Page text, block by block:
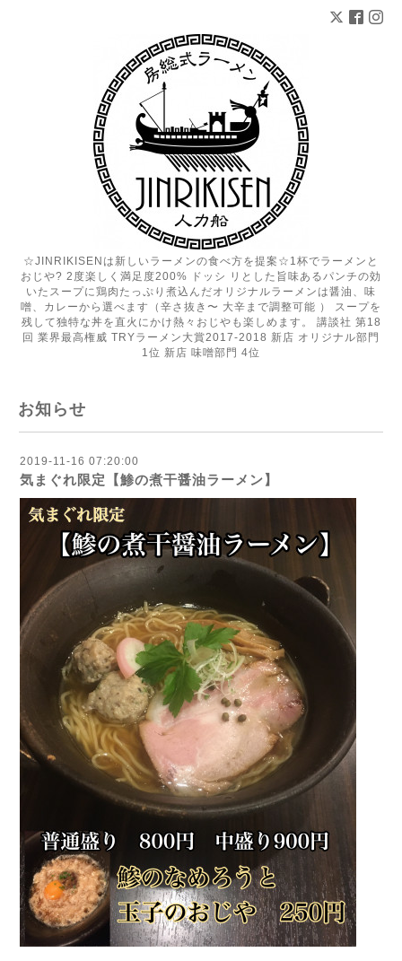
☆JINRIKISENは新しいラーメンの食べ方を提案☆1杯でラーメンと
おじや? 2度楽しく満足度200% ドッシ リとした旨味あるパンチの効
いたスープに鶏肉たっぷり煮込んだオリジナルラーメンは醤油、味
噌、カレーから選べます（辛さ抜き〜 大辛まで調整可能 ） スープを
残して独特な丼を直火にかけ熱々おじやも楽しめます。 講談社 第18
回 業界最高権威 TRYラーメン大賞2017-2018 新店 オリジナル部門
1位 新店 味噌部門 4位
お知らせ
2019-11-16 07:20:00
気まぐれ限定【鯵の煮干醤油ラーメン】